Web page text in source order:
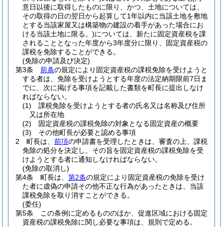
意日以後に取得したものに限り、かつ、土地については、
その取得の日の翌日から起算して1年以内に当該土地を敷地
とする当該家屋又は構築物の建設の着手があった場合にお
ける当該土地に限る。)については、新たに固定資産税を課
されることとなった年度から3年度分に限り、固定資産税の
課税を免除することができる。
(免除の申請及び決定)
第3条
前条の規定により固定資産税の課税免除を受けようと
する者は、免除を受けようとする年度の法定納期限前7日ま
でに、次に掲げる事項を記載した書類を町長に提出しなけ
ればならない。
(1)
課税免除を受けようとする者の氏名又は名称及び住所
又は所在地
(2)
固定資産税の課税免除の対象となる固定資産の概要
(3)
その他町長が必要と認める事項
2
町長は、 前項の申請書を受理したときは、審査の上、課税
免除の処分を決定し、その旨を固定資産税の課税免除を受
けようとする者に通知しなければならない。
(免除の取消し)
第4条
町長は、 第2条の規定により固定資産税の免除を受け
た者に虚偽の申請その他不正な行為があったときは、当該
課税免除を取り消すことができる。
(委任)
第5条
この条例に定めるもののほか、促進区域における固定
資産税の課税免除に関し必要な事項は、規則で定める。